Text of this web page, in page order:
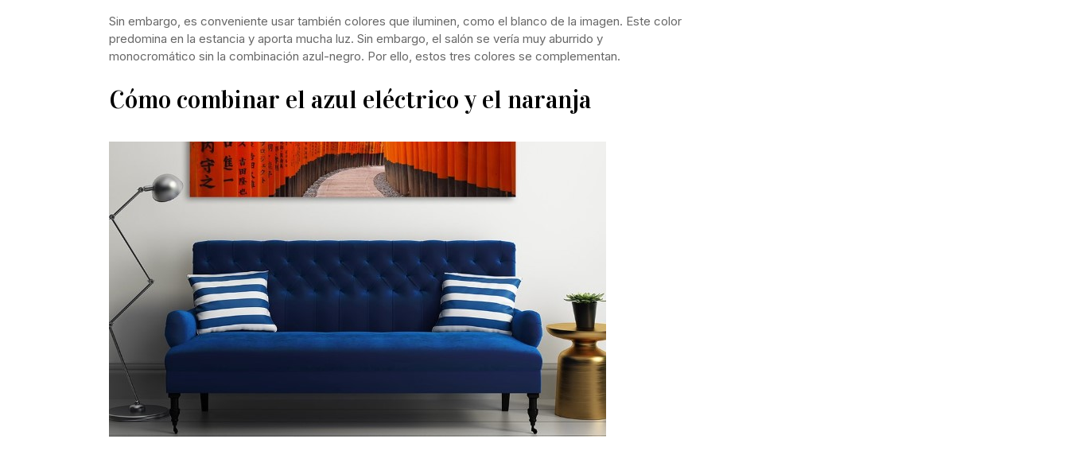
Sin embargo, es conveniente usar también colores que iluminen, como el blanco de la imagen. Este color
predomina en la estancia y aporta mucha luz. Sin embargo, el salón se vería muy aburrido y
monocromático sin la combinación azul-negro. Por ello, estos tres colores se complementan.
Cómo combinar el azul eléctrico y el naranja